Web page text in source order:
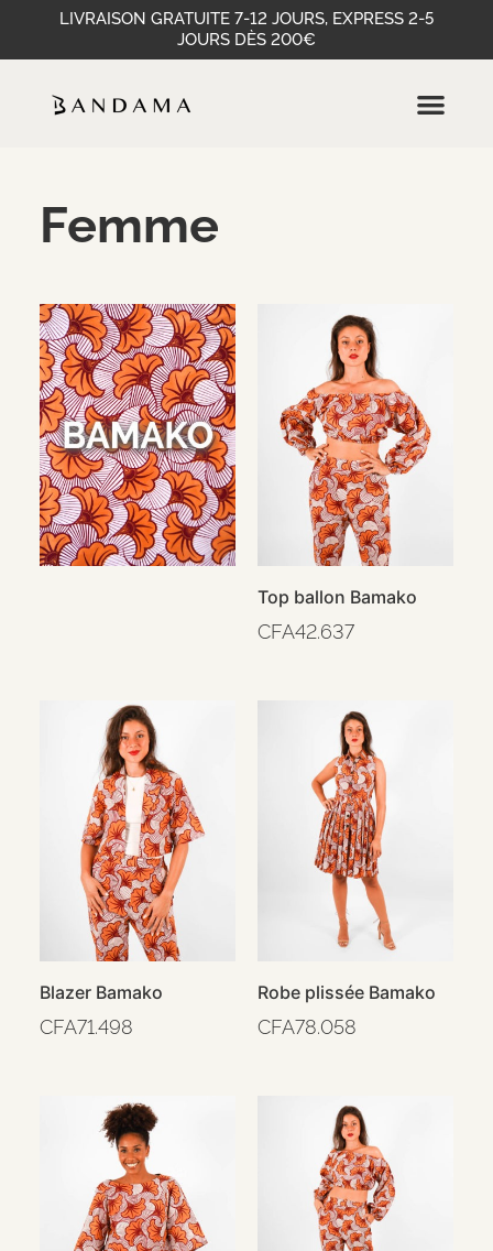
LIVRAISON GRATUITE 7-12 JOURS, EXPRESS 2-5
JOURS DÈS 200€
Femme
Top ballon Bamako
CFA42.637
Blazer Bamako
CFA71.498
Robe plissée Bamako
CFA78.058